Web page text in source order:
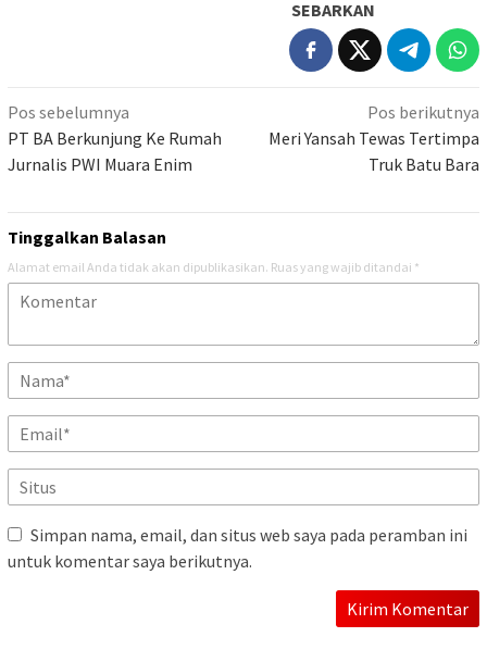
SEBARKAN
Navigasi
pos
Pos sebelumnya
PT BA Berkunjung Ke Rumah
Jurnalis PWI Muara Enim
Pos berikutnya
Meri Yansah Tewas Tertimpa
Truk Batu Bara
Tinggalkan Balasan
Alamat email Anda tidak akan dipublikasikan. Ruas yang wajib ditandai *
Simpan nama, email, dan situs web saya pada peramban ini
untuk komentar saya berikutnya.